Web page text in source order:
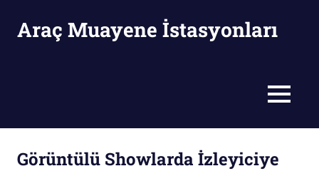
Araç Muayene İstasyonları
MENU
Görüntülü Showlarda İzleyiciye